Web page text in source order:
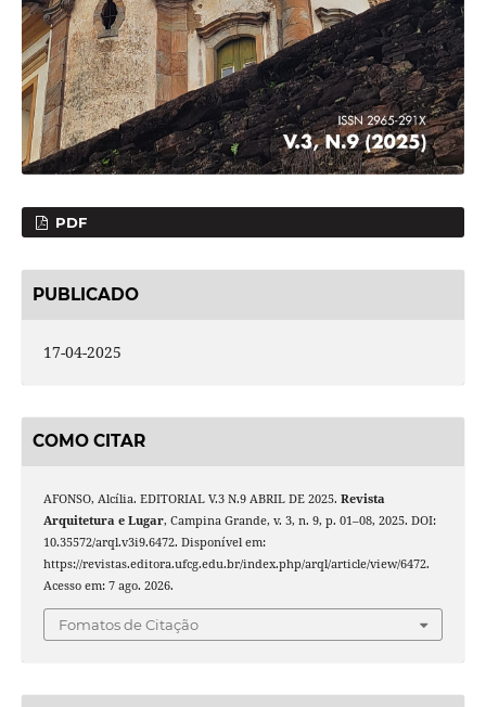
PDF
PUBLICADO
17-04-2025
COMO CITAR
AFONSO, Alcília. EDITORIAL V.3 N.9 ABRIL DE 2025. Revista
Arquitetura e Lugar, Campina Grande, v. 3, n. 9, p. 01–08, 2025. DOI:
10.35572/arql.v3i9.6472. Disponível em:
https://revistas.editora.ufcg.edu.br/index.php/arql/article/view/6472.
Acesso em: 7 ago. 2026.
Fomatos de Citação